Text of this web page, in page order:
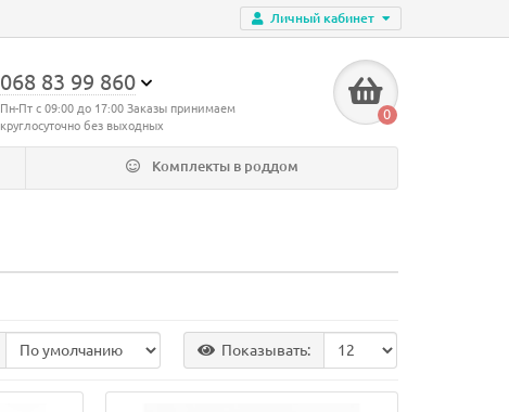
Личный кабинет
068 83 99 860
Пн-Пт с 09:00 до 17:00 Заказы принимаем
круглосуточно без выходных
0
Комплекты в роддом
Показывать: